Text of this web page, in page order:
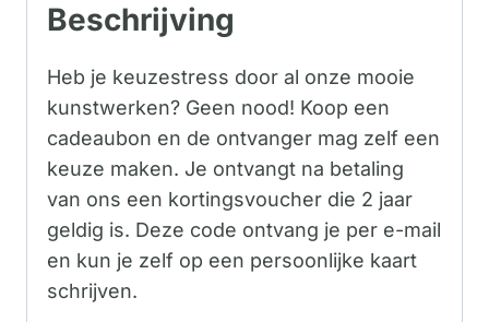
Beschrijving
Heb je keuzestress door al onze mooie
kunstwerken? Geen nood! Koop een
cadeaubon en de ontvanger mag zelf een
keuze maken. Je ontvangt na betaling
van ons een kortingsvoucher die 2 jaar
geldig is. Deze code ontvang je per e-mail
en kun je zelf op een persoonlijke kaart
schrijven.